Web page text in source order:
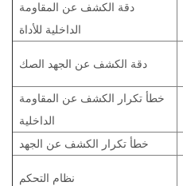
دقة الكشف عن المقاومة
الداخلية للأداة
دقة الكشف عن الجهد الصك
خطأ تكرار الكشف عن المقاومة
الداخلية
خطأ تكرار الكشف عن الجهد
نظام التحكم